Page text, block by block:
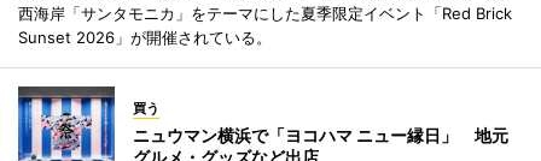
西海岸「サンタモニカ」をテーマにした夏季限定イベント「Red Brick
Sunset 2026」が開催されている。
買う
ニュウマン横浜で「ヨコハマ ニュー縁日」 地元
グルメ・グッズなど出店